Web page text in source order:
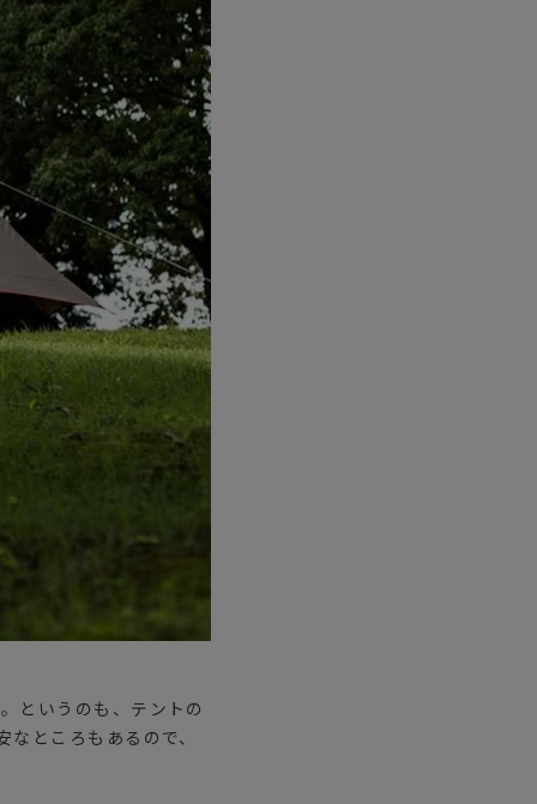
というのも、テントの
ところもあるので、